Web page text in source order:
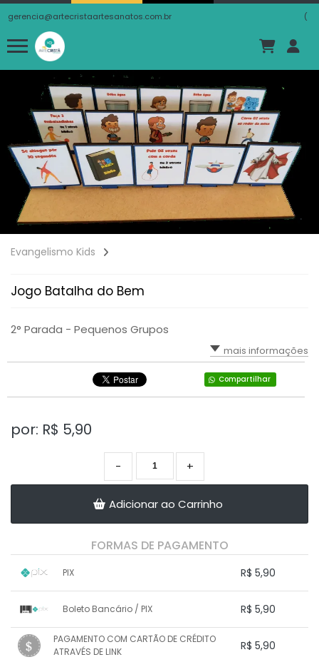
gerencia@artecristaartesanatos.com.br (
Evangelismo Kids
Jogo Batalha do Bem
2° Parada - Pequenos Grupos
mais informações
Compartilhar
por: R$ 5,90
+
-
Adicionar ao Carrinho
FORMAS DE PAGAMENTO
PIX R$ 5,90
.
Boleto Bancário / PIX R$ 5,90
1x sem juros de R$ 5,90
...
PAGAMENTO COM CARTÃO DE CRÉDITO
ATRAVÉS DE LINK
R$ 5,90